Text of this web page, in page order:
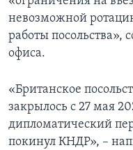
невозможной
работы посольства»,
офиса.
«Британское
закрылось с 27 мая
дипломатический
покинул КНДР», –